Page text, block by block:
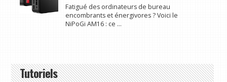
Fatigué des ordinateurs de bureau
encombrants et énergivores ? Voici le
NiPoGi AM16 : ce ...
Tutoriels